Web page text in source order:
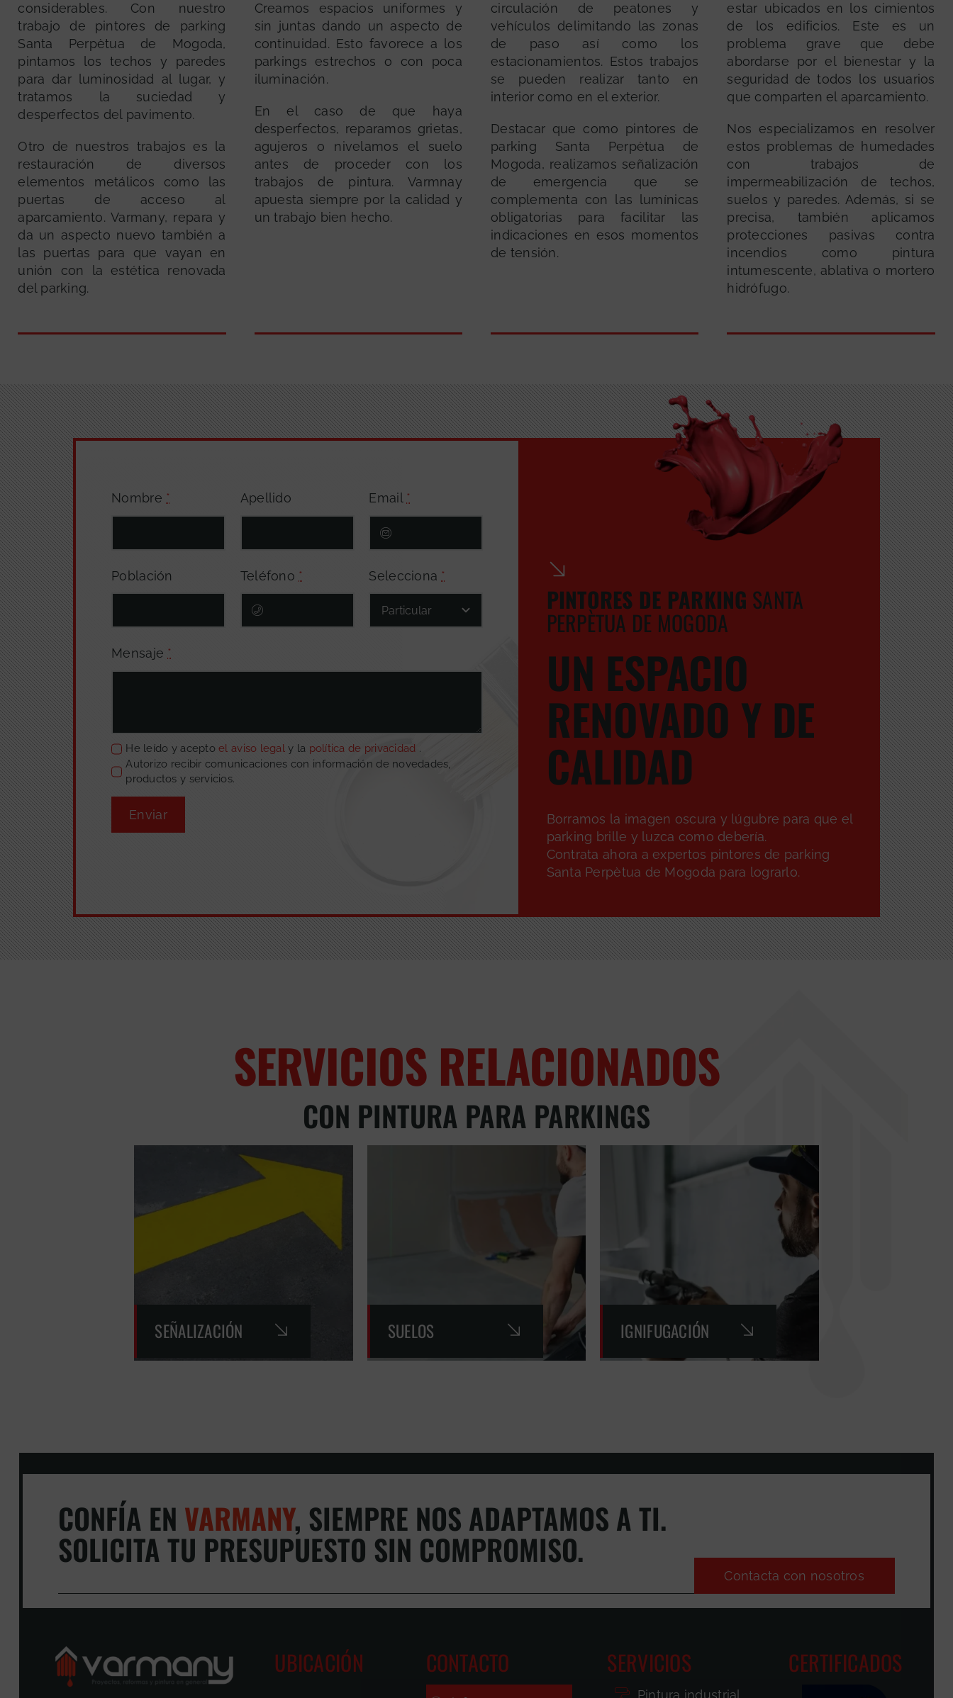
considerables. Con nuestro
trabajo de pintores de parking
Santa Perpètua de Mogoda,
pintamos los techos y paredes
para dar luminosidad al lugar, y
tratamos la suciedad y
desperfectos del pavimento.
Otro de nuestros trabajos es la
restauración de diversos
elementos metálicos como las
puertas de acceso al
aparcamiento. Varmany, repara y
da un aspecto nuevo también a
las puertas para que vayan en
unión con la estética renovada
del parking.
Creamos espacios uniformes y
sin juntas dando un aspecto de
continuidad. Esto favorece a los
parkings estrechos o con poca
iluminación.
En el caso de que haya
desperfectos, reparamos grietas,
agujeros o nivelamos el suelo
antes de proceder con los
trabajos de pintura. Varmnay
apuesta siempre por la calidad y
un trabajo bien hecho.
circulación de peatones y
vehículos delimitando las zonas
de paso así como los
estacionamientos. Estos trabajos
se pueden realizar tanto en
interior como en el exterior.
Destacar que como pintores de
parking Santa Perpètua de
Mogoda, realizamos señalización
de emergencia que se
complementa con las lumínicas
obligatorias para facilitar las
indicaciones en esos momentos
de tensión.
estar ubicados en los cimientos
de los edificios. Este es un
problema grave que debe
abordarse por el bienestar y la
seguridad de todos los usuarios
que comparten el aparcamiento.
Nos especializamos en resolver
estos problemas de humedades
con trabajos de
impermeabilización de techos,
suelos y paredes. Además, si se
precisa, también aplicamos
protecciones pasivas contra
incendios como pintura
intumescente, ablativa o mortero
hidrófugo.
Nombre * Apellido Email *
Población Teléfono * Selecciona *
Mensaje *
He leído y aceptoel aviso legaly la política de privacidad .
Autorizo recibir comunicaciones con información de novedades,
productos y servicios.
Enviar
PINTORES DE PARKING SANTA
PERPÈTUA DE MOGODA
UN ESPACIO
RENOVADO Y DE
CALIDAD
Borramos la imagen oscura y lúgubre para que el
parking brille y luzca como debería.
Contrata ahora a expertos pintores de parking
Santa Perpètua de Mogoda para lograrlo.
SERVICIOS RELACIONADOS
CON PINTURA PARA PARKINGS
SEÑALIZACIÓN SUELOS IGNIFUGACIÓN
CONFÍA EN VARMANY, SIEMPRE NOS ADAPTAMOS A TI.
SOLICITA TU PRESUPUESTO SIN COMPROMISO.
Contacta con nosotros
UBICACIÓN CONTACTO SERVICIOS CERTIFICADOS